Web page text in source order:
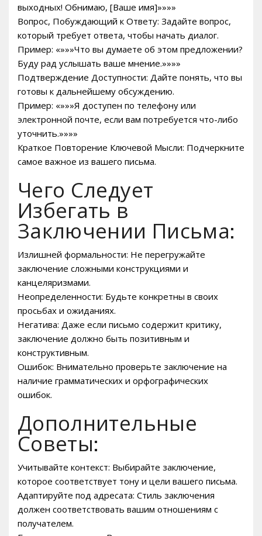
выходных! Обнимаю, [Ваше имя]»»»»
Вопрос, Побуждающий к Ответу: Задайте вопрос,
который требует ответа, чтобы начать диалог.
Пример: «»»»Что вы думаете об этом предложении?
Буду рад услышать ваше мнение.»»»»
Подтверждение Доступности: Дайте понять, что вы
готовы к дальнейшему обсуждению.
Пример: «»»»Я доступен по телефону или
электронной почте, если вам потребуется что-либо
уточнить.»»»»
Краткое Повторение Ключевой Мысли: Подчеркните
самое важное из вашего письма.
Чего Следует
Избегать в
Заключении Письма:
Излишней формальности: Не перегружайте
заключение сложными конструкциями и
канцеляризмами.
Неопределенности: Будьте конкретны в своих
просьбах и ожиданиях.
Негатива: Даже если письмо содержит критику,
заключение должно быть позитивным и
конструктивным.
Ошибок: Внимательно проверьте заключение на
наличие грамматических и орфографических
ошибок.
Дополнительные
Советы:
Учитывайте контекст: Выбирайте заключение,
которое соответствует тону и цели вашего письма.
Адаптируйте под адресата: Стиль заключения
должен соответствовать вашим отношениям с
получателем.